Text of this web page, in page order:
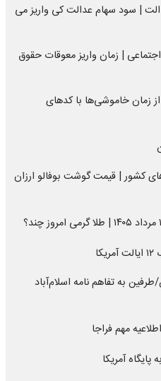
| سود سهام عدالت کی واریز می
| زمان واریز معوقات حقوق
زمان خاموشی‌ها با کدهای
کشور | قیمت گوشت بوفالو ارزان
به تفاهم نامه اسلام‌آباد
مهم فراجا